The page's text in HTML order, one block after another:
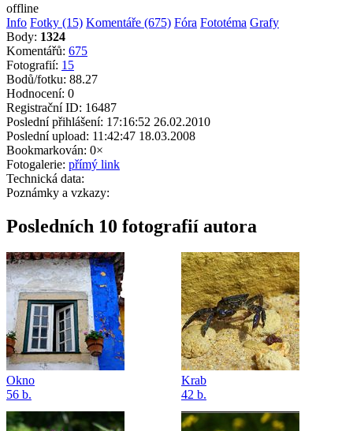
offline
Info Fotky (15) Komentáře (675) Fóra Fototéma Grafy
Body: 1324
Komentářů: 675
Fotografií: 15
Bodů/fotku: 88.27
Hodnocení: 0
Registrační ID: 16487
Poslední přihlášení: 17:16:52 26.02.2010
Poslední upload: 11:42:47 18.03.2008
Bookmarkován: 0×
Fotogalerie: přímý link
Technická data:
Poznámky a vzkazy:
Posledních 10 fotografií autora
Okno
56 b.
Krab
42 b.